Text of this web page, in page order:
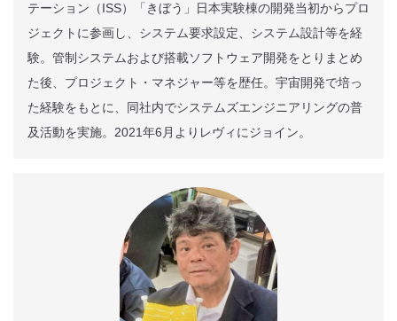
テーション（ISS）「きぼう」日本実験棟の開発当初からプロ
ジェクトに参画し、システム要求設定、システム設計等を経
験。管制システムおよび搭載ソフトウェア開発をとりまとめ
た後、プロジェクト・マネジャー等を歴任。宇宙開発で培っ
た経験をもとに、同社内でシステムズエンジニアリングの普
及活動を実施。2021年6月よりレヴィにジョイン。